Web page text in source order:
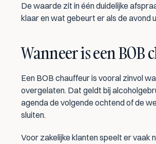
De waarde zit in één duidelijke
klaar en wat gebeurt er als de avond
Wanneer is een BOB
Een BOB chauffeur is vooral zinvol
overgelaten. Dat geldt bij
agenda de volgende ochtend of de
sluiten.
Voor zakelijke klanten speelt er vaak